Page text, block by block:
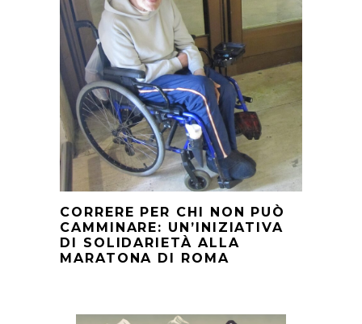
CORRERE PER CHI NON PUÒ
CAMMINARE: UN’INIZIATIVA
DI SOLIDARIETÀ ALLA
MARATONA DI ROMA